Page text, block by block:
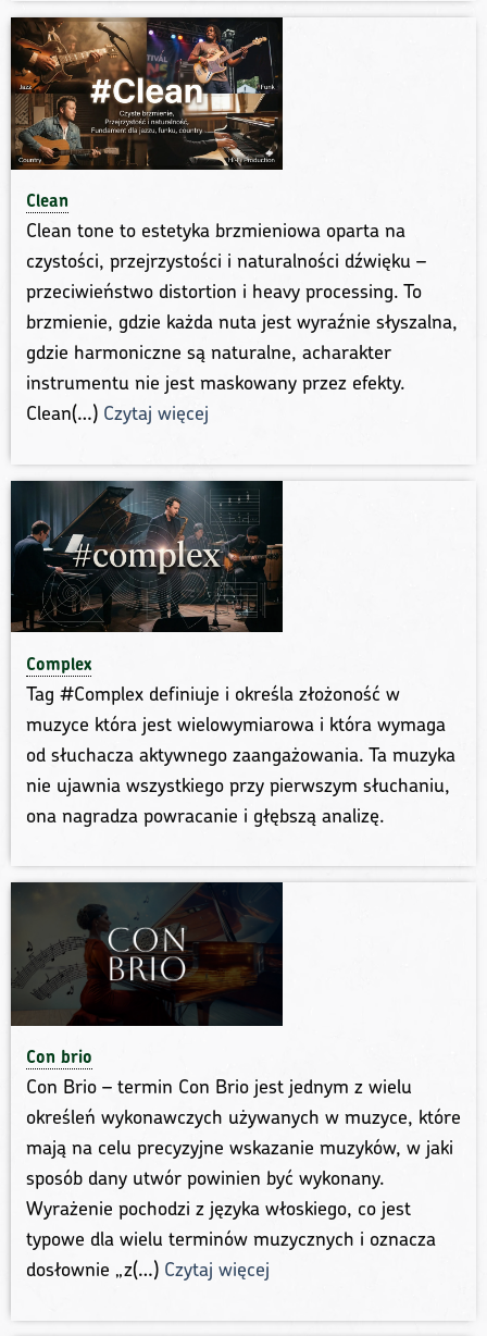
Clean
Clean tone to estetyka brzmieniowa oparta na
czystości, przejrzystości i naturalności dźwięku –
przeciwieństwo distortion i heavy processing. To
brzmienie, gdzie każda nuta jest wyraźnie słyszalna,
gdzie harmoniczne są naturalne, acharakter
instrumentu nie jest maskowany przez efekty.
Clean(…) Czytaj więcej
Complex
Tag #Complex definiuje i określa złożoność w
muzyce która jest wielowymiarowa i która wymaga
od słuchacza aktywnego zaangażowania. Ta muzyka
nie ujawnia wszystkiego przy pierwszym słuchaniu,
ona nagradza powracanie i głębszą analizę.
Con brio
Con Brio – termin Con Brio jest jednym z wielu
określeń wykonawczych używanych w muzyce, które
mają na celu precyzyjne wskazanie muzyków, w jaki
sposób dany utwór powinien być wykonany.
Wyrażenie pochodzi z języka włoskiego, co jest
typowe dla wielu terminów muzycznych i oznacza
dosłownie „z(…) Czytaj więcej